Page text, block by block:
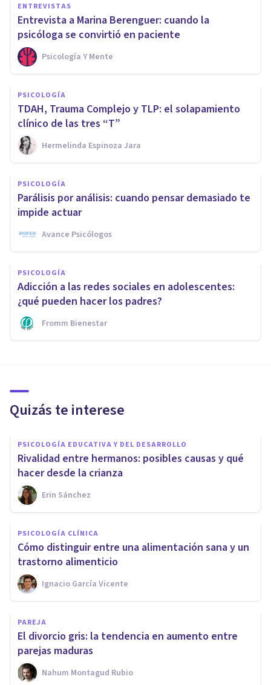
ENTREVISTAS
Entrevista a Marina Berenguer: cuando la
psicóloga se convirtió en paciente
Psicología Y Mente
PSICOLOGÍA
TDAH, Trauma Complejo y TLP: el solapamiento
clínico de las tres “T”
Hermelinda Espinoza Jara
PSICOLOGÍA
Parálisis por análisis: cuando pensar demasiado te
impide actuar
Avance Psicólogos
PSICOLOGÍA
Adicción a las redes sociales en adolescentes:
¿qué pueden hacer los padres?
Fromm Bienestar
Quizás te interese
PSICOLOGÍA EDUCATIVA Y DEL DESARROLLO
Rivalidad entre hermanos: posibles causas y qué
hacer desde la crianza
Erin Sánchez
PSICOLOGÍA CLÍNICA
Cómo distinguir entre una alimentación sana y un
trastorno alimenticio
Ignacio García Vicente
PAREJA
El divorcio gris: la tendencia en aumento entre
parejas maduras
Nahum Montagud Rubio